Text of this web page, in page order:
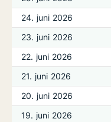
24. juni 2026
23. juni 2026
22. juni 2026
21. juni 2026
20. juni 2026
19. juni 2026